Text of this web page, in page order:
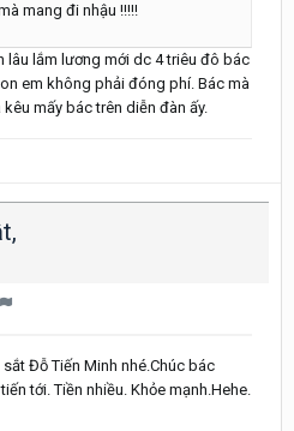
mang đi nhậu !!!!!
lâu lắm lương mới dc 4 triêu đô bác
em không phải đóng phí. Bác mà
mấy bác trên diễn đàn ấy.
Đỗ Tiến Minh nhé.Chúc bác
tới. Tiền nhiều. Khỏe mạnh.Hehe.